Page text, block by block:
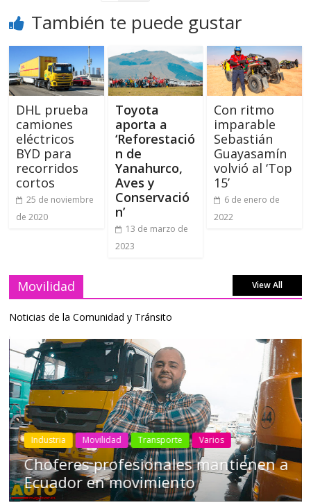
También te puede gustar
DHL prueba
camiones
eléctricos
BYD para
recorridos
cortos
25 de noviembre
de 2020
Toyota
aporta a
‘Reforestació
n de
Yanahurco,
Aves y
Conservació
n’
13 de marzo de
2023
Con ritmo
imparable
Sebastián
Guayasamín
volvió al ‘Top
15’
6 de enero de
2022
Movilidad View All
Noticias de la Comunidad y Tránsito
Industria Movilidad Transporte Varios
Choferes profesionales mantienen a
Ecuador en movimiento